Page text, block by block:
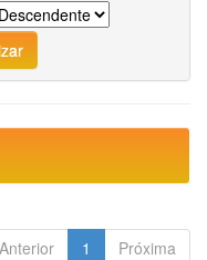
Anterior 1 Próxima